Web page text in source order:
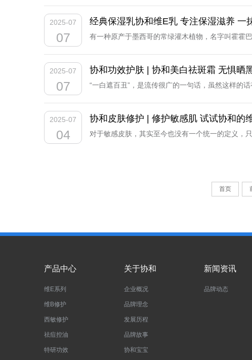
敏肌；第二重：98%高纯维生素B6，舒缓刺激不适
脓头且不痛的成熟痘痘，且挤完后还要进行卫生处
品不仅容易引发青春痘，还会促使青春痘恶化。此
少油痘发生，自然祛除青春痘。除掌叶大黄外，产
2025-07
07
经典保湿乳协和维E乳 专注保湿滋养 一
有一种原产于墨西哥的常绿灌木植物，名字叫霍霍
维生素、矿物质、蛋白质以及胶原蛋白，且油质轻
同时具备一定舒缓作用，因此，其是很好的保湿及
成分为品牌专研96%高纯维生素E，能够进一步深
2025-07
07
协和功效护肤 | 协和美白祛斑霜 无惧晒
“一白遮百丑”，是流传很广的一句话，虽然这样的
法有很多啦~今天给大家推荐的是由苏州协和药业
美白祛斑霜采用的是35年品牌专研99%高纯熊果苷
2025-07
04
协和皮肤修护 | 修护敏感肌 试试协和的
对于敏感皮肤，其实至今也没有一个统一的定义，
善敏感皮肤。所谓5FPA修护配方，是指B5泛醇、
首页
产品中心
维E系列
维B修护
西敏修护
祛痘控油
特研功效
关于协和
企业概况
品牌理念
发展历程
品牌故事
协和宝宝
新闻资讯
品牌动态